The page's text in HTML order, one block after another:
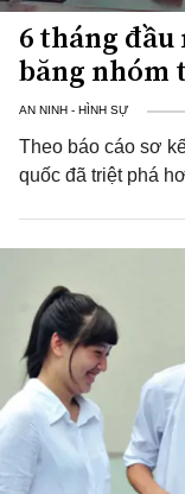
6 tháng
băng nhóm
AN NINH - HÌNH SỰ
Theo báo cáo sơ
quốc đã triệt phá